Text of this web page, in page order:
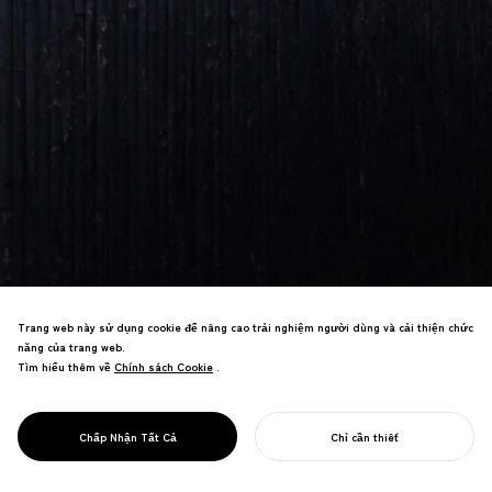
PROJECT
SACHI HOUSE
giải Architecture MasterPrize Award
cùng các danh hiệu quốc tế khác.
Trang web này sử dụng cookie để nâng cao trải nghiệm người dùng và cải thiện chức
năng của trang web.
Tìm hiểu thêm về Chính sách Cookie
Chính sách Cookie .
Chấp Nhận Tất Cả Chỉ cần thiết